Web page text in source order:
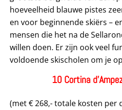
hoeveelheid blauwe pistes
en voor beginnende skiërs –
mensen die het na de
willen doen. Er zijn ook veel
voldoende skischolen om je
10 Cortina
(met € 268,- totale kosten per